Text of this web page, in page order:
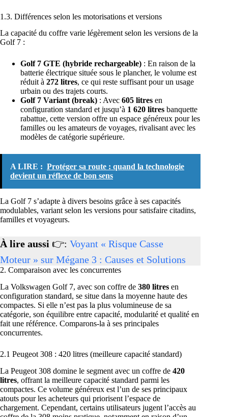
1.3. Différences selon les motorisations et versions
La capacité du coffre varie légèrement selon les versions de la
Golf 7 :
Golf 7 GTE (hybride rechargeable) : En raison de la
batterie électrique située sous le plancher, le volume est
réduit à 272 litres, ce qui reste suffisant pour un usage
urbain ou des trajets courts.
Golf 7 Variant (break) : Avec 605 litres en
configuration standard et jusqu’à 1 620 litres banquette
rabattue, cette version offre un espace généreux pour les
familles ou les amateurs de voyages, rivalisant avec les
modèles de catégorie supérieure.
A LIRE : Protéger sa route : quand la technologie
devient un réflexe de bon sens
La Golf 7 s’adapte à divers besoins grâce à ses capacités
modulables, variant selon les versions pour satisfaire citadins,
familles et voyageurs.
À lire aussi 👉: Voyant « Risque Casse
Moteur » sur Mégane 3 : Causes et Solutions
2. Comparaison avec les concurrentes
La Volkswagen Golf 7, avec son coffre de 380 litres en
configuration standard, se situe dans la moyenne haute des
compactes. Si elle n’est pas la plus volumineuse de sa
catégorie, son équilibre entre capacité, modularité et qualité en
fait une référence. Comparons-la à ses principales
concurrentes.
2.1 Peugeot 308 : 420 litres (meilleure capacité standard)
La Peugeot 308 domine le segment avec un coffre de 420
litres, offrant la meilleure capacité standard parmi les
compactes. Ce volume généreux est l’un de ses principaux
atouts pour les acheteurs qui priorisent l’espace de
chargement. Cependant, certains utilisateurs jugent l’accès au